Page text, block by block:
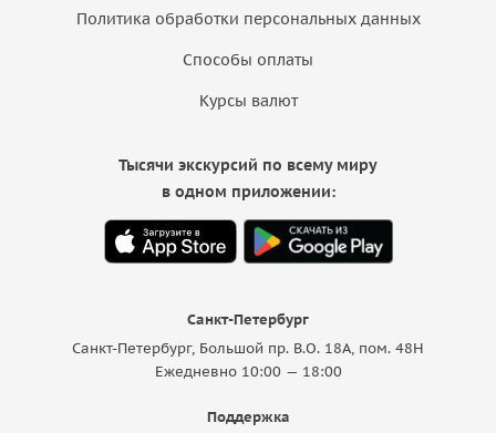
Политика обработки персональных данных
Способы оплаты
Курсы валют
Санкт-Петербург
Санкт-Петербург, Большой пр. В.О. 18A, пом. 48Н
Ежедневно 10:00 — 18:00
Поддержка
Тысячи экскурсий по всему миру
в одном приложении: